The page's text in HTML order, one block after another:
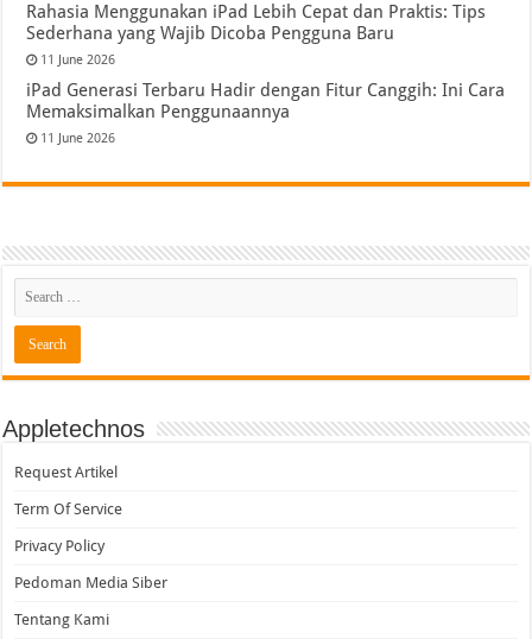
Rahasia Menggunakan iPad Lebih Cepat dan Praktis: Tips
Sederhana yang Wajib Dicoba Pengguna Baru
11 June 2026
iPad Generasi Terbaru Hadir dengan Fitur Canggih: Ini Cara
Memaksimalkan Penggunaannya
11 June 2026
Appletechnos
Request Artikel
Term Of Service
Privacy Policy
Pedoman Media Siber
Tentang Kami